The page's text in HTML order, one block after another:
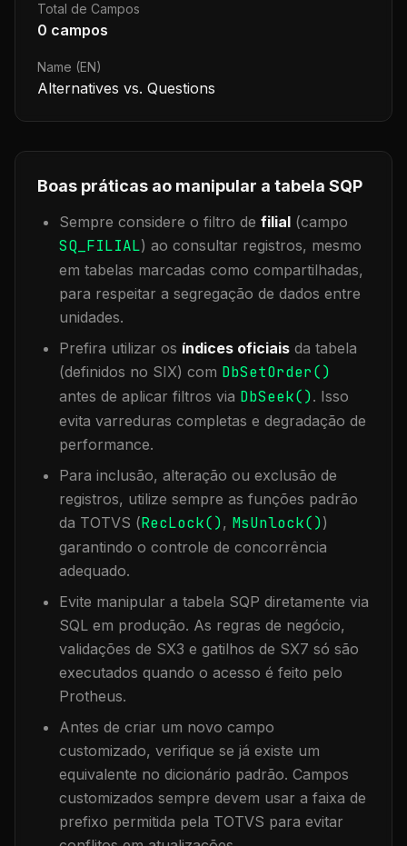
Total de Campos
0 campos
Name (EN)
Alternatives vs. Questions
Boas práticas ao manipular a tabela SQP
Sempre considere o filtro de filial (campo
SQ_FILIAL) ao consultar registros, mesmo
em tabelas marcadas como compartilhadas,
para respeitar a segregação de dados entre
unidades.
Prefira utilizar os índices oficiais da tabela
(definidos no SIX) com DbSetOrder()
antes de aplicar filtros via DbSeek(). Isso
evita varreduras completas e degradação de
performance.
Para inclusão, alteração ou exclusão de
registros, utilize sempre as funções padrão
da TOTVS (RecLock(), MsUnlock())
garantindo o controle de concorrência
adequado.
Evite manipular a tabela SQP diretamente via
SQL em produção. As regras de negócio,
validações de SX3 e gatilhos de SX7 só são
executados quando o acesso é feito pelo
Protheus.
Antes de criar um novo campo
customizado, verifique se já existe um
equivalente no dicionário padrão. Campos
customizados sempre devem usar a faixa de
prefixo permitida pela TOTVS para evitar